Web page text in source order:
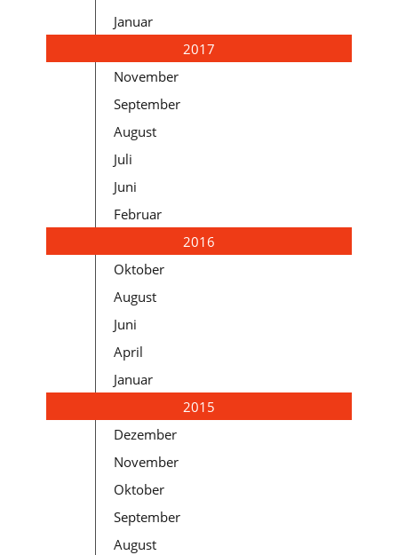
Januar
2017
November
September
August
Juli
Juni
Februar
2016
Oktober
August
Juni
April
Januar
2015
Dezember
November
Oktober
September
August